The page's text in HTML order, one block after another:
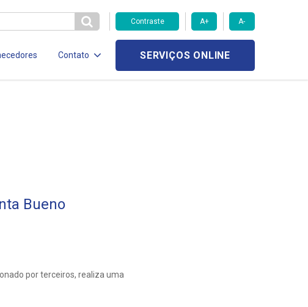
Contraste A+ A-
Contato SERVIÇOS ONLINE
Bueno
por terceiros, realiza uma